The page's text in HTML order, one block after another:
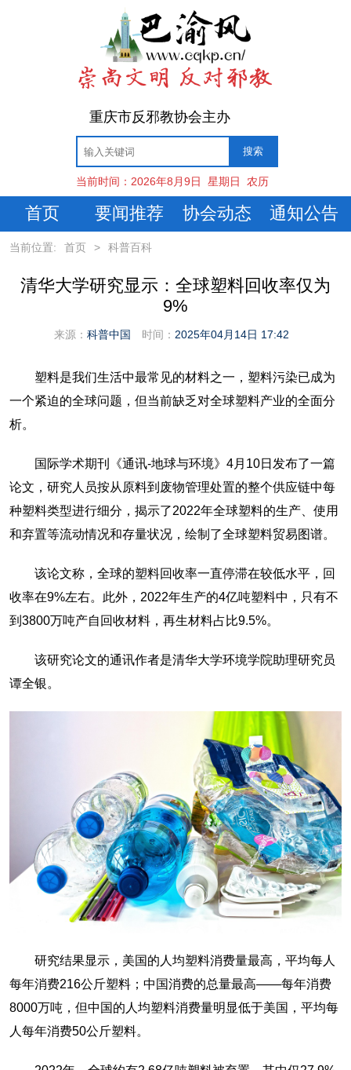
重庆市反邪教协会主办
当前时间： 2026年8月9日 星期日 农历
首页 要闻推荐 协会动态 通知公告
当前位置: 首页 > 科普百科
清华大学研究显示：全球塑料回收率仅为
9%
来源： 科普中国 时间： 2025年04月14日 17:42
塑料是我们生活中最常见的材料之一，塑料污染已成为
一个紧迫的全球问题，但当前缺乏对全球塑料产业的全面分
析。
国际学术期刊《通讯-地球与环境》4月10日发布了一篇
论文，研究人员按从原料到废物管理处置的整个供应链中每
种塑料类型进行细分，揭示了2022年全球塑料的生产、使用
和弃置等流动情况和存量状况，绘制了全球塑料贸易图谱。
该论文称，全球的塑料回收率一直停滞在较低水平，回
收率在9%左右。此外，2022年生产的4亿吨塑料中，只有不
到3800万吨产自回收材料，再生材料占比9.5%。
该研究论文的通讯作者是清华大学环境学院助理研究员
谭全银。
研究结果显示，美国的人均塑料消费量最高，平均每人
每年消费216公斤塑料；中国消费的总量最高——每年消费
8000万吨，但中国的人均塑料消费量明显低于美国，平均每
人每年消费50公斤塑料。